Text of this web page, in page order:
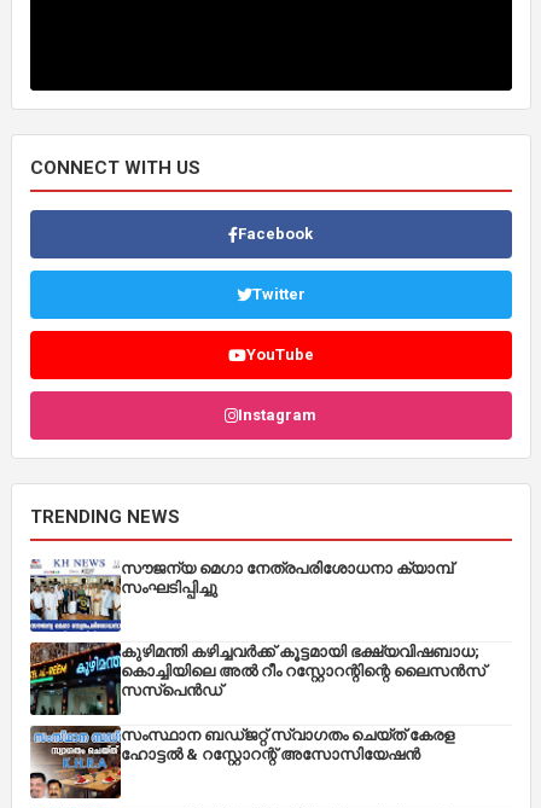
CONNECT WITH US
Facebook
Twitter
YouTube
Instagram
TRENDING NEWS
സൗജന്യ മെഗാ നേത്രപരിശോധനാ ക്യാമ്പ്
സംഘടിപ്പിച്ചു
കുഴിമന്തി കഴിച്ചവർക്ക് കൂട്ടമായി ഭക്ഷ്യവിഷബാധ;
കൊച്ചിയിലെ അൽ റീം റസ്റ്റോറന്റിന്റെ ലൈസൻസ്
സസ്പെൻഡ്
സംസ്ഥാന ബഡ്‌ജറ്റ് സ്വാഗതം ചെയ്ത് കേരള
ഹോട്ടൽ & റസ്റ്റോറന്റ് അസോസിയേഷൻ